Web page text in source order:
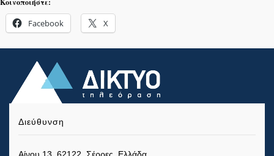
Κοινοποιήστε:
Facebook X
Διεύθυνση